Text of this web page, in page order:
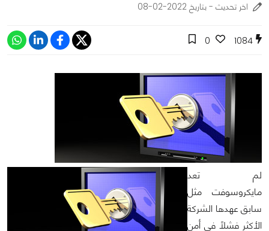
اخر تحديث - بتاريخ 2022-02-08
1084
0
لم تعد
مايكروسوفت مثل
سابق عهدها الشركة
الأكثر فشلاً فى أمن